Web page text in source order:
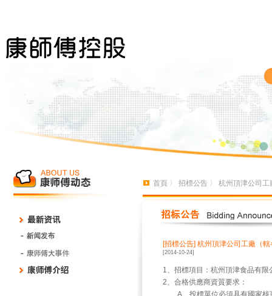
首頁 〉 招標公告 〉 杭州頂津公司
[招標公告] 杭州頂津公司工廠（
[2014-10-24]
1、招標項目：杭州頂津食品有
2、合格供應商資質要求：
A、投標單位必須具有國家核